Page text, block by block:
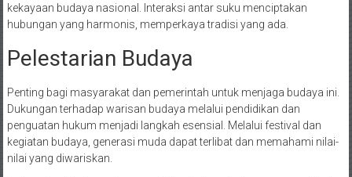
kekayaan budaya nasional. Interaksi antar suku menciptakan
hubungan yang harmonis, memperkaya tradisi yang ada.
Pelestarian Budaya
Penting bagi masyarakat dan pemerintah untuk menjaga budaya ini.
Dukungan terhadap warisan budaya melalui pendidikan dan
penguatan hukum menjadi langkah esensial. Melalui festival dan
kegiatan budaya, generasi muda dapat terlibat dan memahami nilai-
nilai yang diwariskan.